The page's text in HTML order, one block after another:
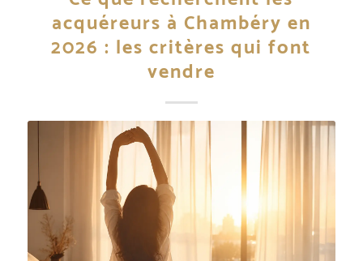
acquéreurs à Chambéry en
2026 : les critères qui font
vendre